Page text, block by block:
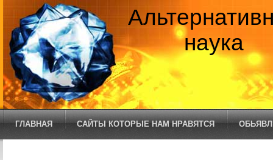
наука
ГЛАВНАЯ САЙТЫ КОТОРЫЕ НАМ НРАВЯТСЯ